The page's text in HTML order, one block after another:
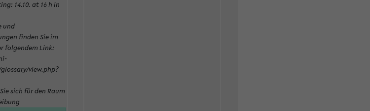
14.10. at 16 h in
und
finden Sie im
folgendem Link:
view.php?
sich für den Raum